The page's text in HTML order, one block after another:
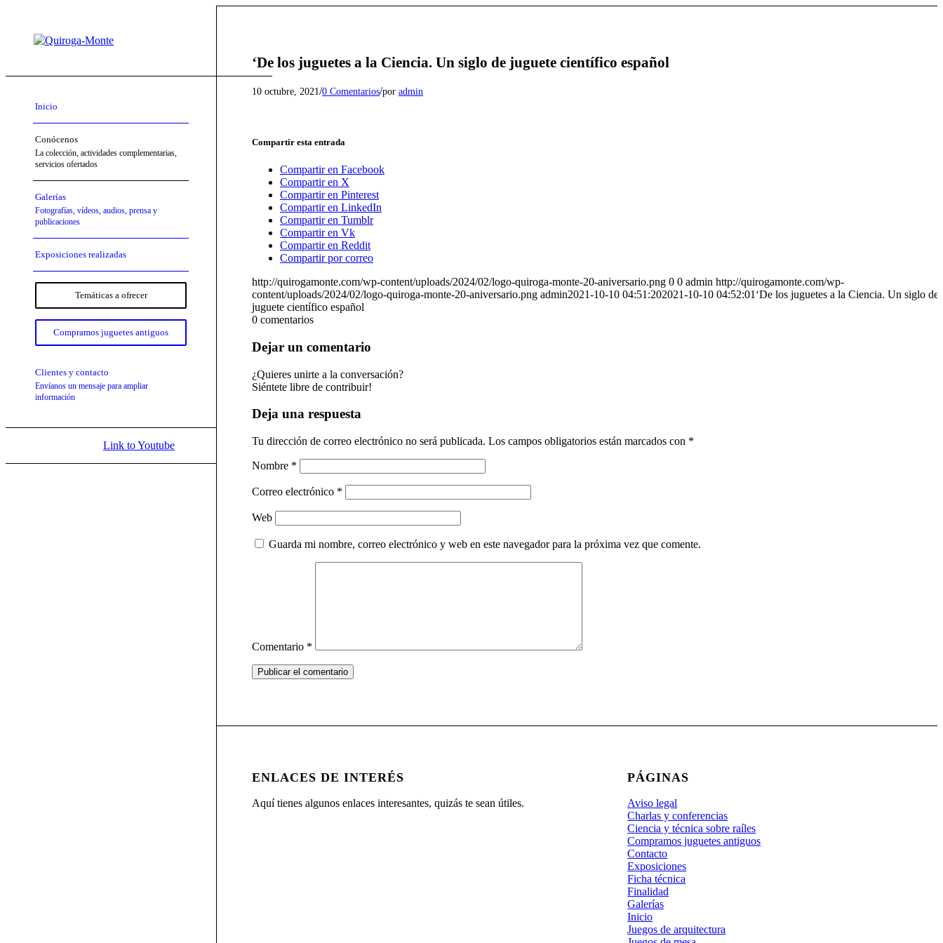
Inicio
Conócenos
La colección, actividades complementarias,
servicios ofertados
Galerías
Fotografías, vídeos, audios, prensa y
publicaciones
Exposiciones realizadas
Temáticas a ofrecer
Compramos juguetes antiguos
Clientes y contacto
Envíanos un mensaje para ampliar
información
Link to Youtube
‘De los juguetes a la Ciencia. Un siglo de juguete científico español
10 octubre, 2021/0 Comentarios/por admin
Compartir esta entrada
Compartir en Facebook
Compartir en X
Compartir en Pinterest
Compartir en LinkedIn
Compartir en Tumblr
Compartir en Vk
Compartir en Reddit
Compartir por correo
http://quirogamonte.com/wp-content/uploads/2024/02/logo-quiroga-monte-20-aniversario.png 0 0 admin http://quirogamonte.com/wp-
content/uploads/2024/02/logo-quiroga-monte-20-aniversario.png admin2021-10-10 04:51:202021-10-10 04:52:01 ‘De los juguetes a la Ciencia. Un siglo de
juguete científico español
0 comentarios
Dejar un comentario
¿Quieres unirte a la conversación?
Siéntete libre de contribuir!
Deja una respuesta
Tu dirección de correo electrónico no será publicada. Los campos obligatorios están marcados con *
Nombre *
Correo electrónico *
Web
Guarda mi nombre, correo electrónico y web en este navegador para la próxima vez que comente.
Comentario *
ENLACES DE INTERÉS
Aquí tienes algunos enlaces interesantes, quizás te sean útiles.
PÁGINAS
Aviso legal
Charlas y conferencias
Ciencia y técnica sobre raíles
Compramos juguetes antiguos
Contacto
Exposiciones
Ficha técnica
Finalidad
Galerías
Inicio
Juegos de arquitectura